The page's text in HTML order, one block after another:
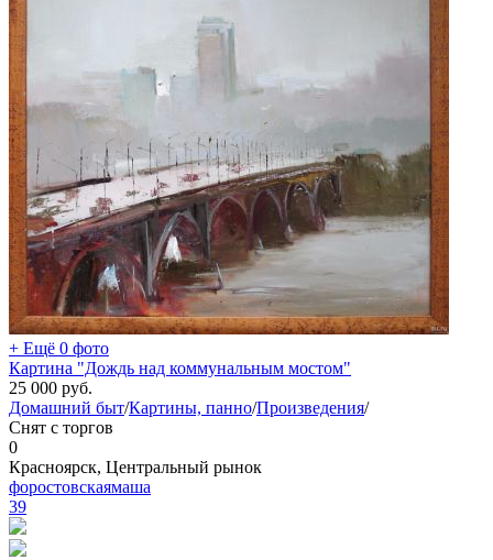
+ Ещё 0 фото
Картина "Дождь над коммунальным мостом"
25 000 руб.
Домашний быт/Картины, панно/Произведения/
Снят с торгов
0
Красноярск, Центральный рынок
форостовскаямаша
39